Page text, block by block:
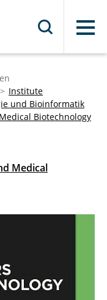
Menü
Institute
und Bioinformatik
Biotechnology
Medical